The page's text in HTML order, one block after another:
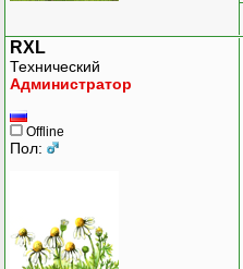
RXL
Технический
Администратор
Offline
Пол: